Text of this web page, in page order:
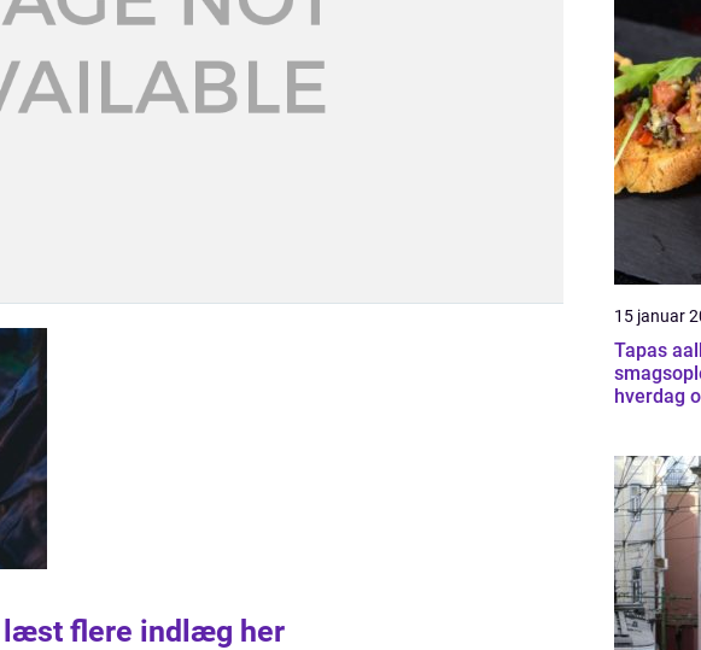
læst flere indlæg her
15 januar
Tapas
hverdag